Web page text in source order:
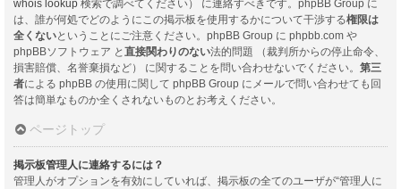
whois lookup 検索で調べてください） に連絡すべきです。phpBB Group に
は、誰が何処でどのようにこの掲示板を使用するかについて干渉する権限は
全くないということにご注意ください。phpBB Group に phpbb.com や
phpBBソフトウェア と 直接関わりのない法的問題 （裁判所からの停止命令、
損害賠償、名誉棄損など） に関することを問い合わせないでください。 第三
者による phpBB の使用に関して phpBB Group にメールで問い合わせても回
答は簡単なものか全くされないものとお考えください。
ページトップ
掲示板管理人に連絡するには？
管理人がオプションを有効にしていれば、掲示板の全てのユーザが“管理人に